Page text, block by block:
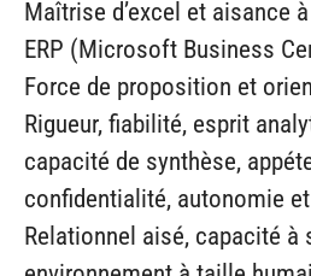
Maîtrise d’excel et aisance
ERP (Microsoft Business
Force de proposition et
Rigueur, fiabilité, esprit
capacité de synthèse,
confidentialité, autonomie
Relationnel aisé, capacité à